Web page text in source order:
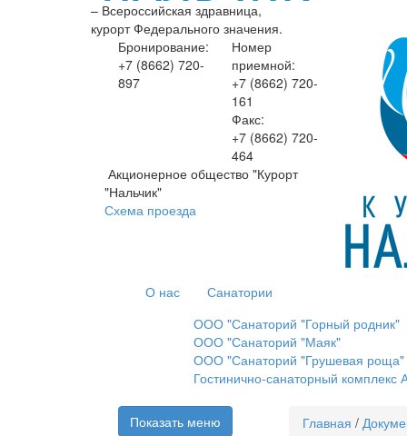
– Всероссийская здравница,
курорт Федерального значения.
Бронирование:
+7 (8662) 720-
897
Номер
приемной:
+7 (8662) 720-
161
Факс:
+7 (8662) 720-
464
Акционерное общество "Курорт
"Нальчик"
Схема проезда
О нас
Санатории
ООО "Санаторий "Горный родник"
ООО "Санаторий "Маяк"
ООО "Санаторий "Грушевая роща"
Гостинично-санаторный комплекс
Показать меню
Главная /